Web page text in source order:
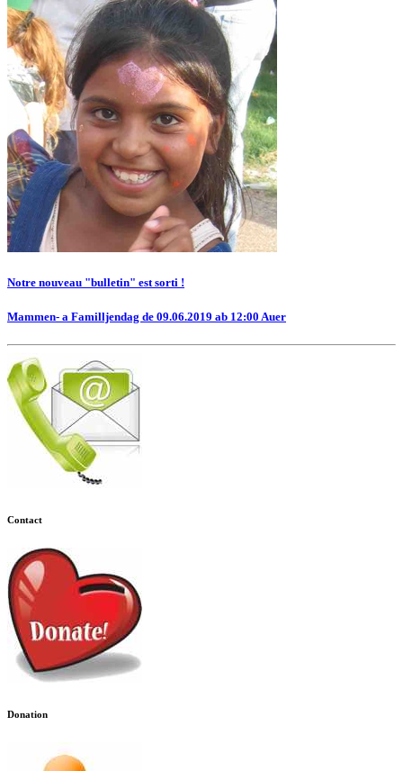
Notre nouveau "bulletin" est sorti !
Mammen- a Familljendag de 09.06.2019 ab 12:00 Auer
Contact
Donation